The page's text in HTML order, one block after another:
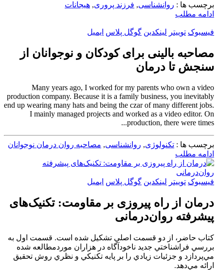
برچسب ها : روانشناسی, فرزند پروری, هیجانات
ادامه مطلب
فیسبوک توییتر لینکدین گوگل پلاس ایمیل
مصاحبه بالینی برای کودکان و نوجوانان از
سنجش تا درمان
Many years ago, I worked for my parents who own a video
production company. Because it is a family business, you inevitably
end up wearing many hats and being the czar of many different jobs.
I mainly managed projects and worked as a video editor. On
production, there were times...
برچسب ها : تکنولوژی, روانشناسی, مصاحبه روان درمان نوجوانان
ادامه مطلب
فیسبوک توییتر لینکدین گوگل پلاس ایمیل
درمان از راه پیروزی بر مقاومت: تکنیک‌های
پیشرفته روان‌درمانی
کتاب حاضر، از دو قسمت اصلي تشکيل شده است. قسمت اول به
بررسي فراشناختي جديد ناخودآگاه در هزاران موردمطالعه شده
مي‌پردازد و جزئيات زيادي را بر پايه تکنيکي و نظري روش تحقيق
ارائه مي‌دهد.